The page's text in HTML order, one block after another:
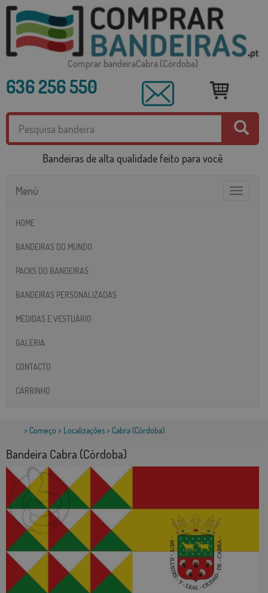
Comprar bandeiraCabra (Córdoba)
636 256 550
Bandeiras de alta qualidade feito para você
Toggle
Menú
HOME
BANDEIRAS DO MUNDO
PACKS DO BANDEIRAS
BANDEIRAS PERSONALIZADAS
MEDIDAS E VESTUÁRIO
GALERIA
CONTACTO
CARRINHO
> Começo > Localizações> Cabra (Córdoba)
Bandeira Cabra (Córdoba)